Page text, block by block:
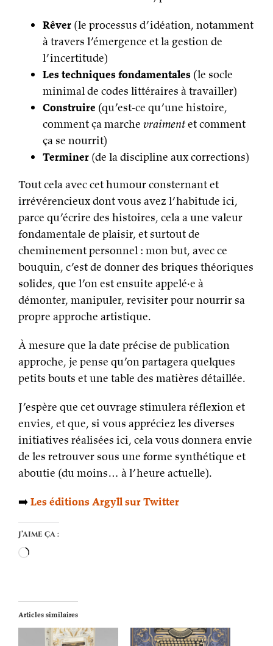
Rêver (le processus d’idéation, notamment
à travers l’émergence et la gestion de
l’incertitude)
Les techniques fondamentales (le socle
minimal de codes littéraires à travailler)
Construire (qu’est-ce qu’une histoire,
comment ça marche vraimentet comment
ça se nourrit)
Terminer (de la discipline aux corrections)
Tout cela avec cet humour consternant et
irrévérencieux dont vous avez l’habitude ici,
parce qu’écrire des histoires, cela a une valeur
fondamentale de plaisir, et surtout de
cheminement personnel : mon but, avec ce
bouquin, c’est de donner des briques théoriques
solides, que l’on est ensuite appelé·e à
démonter, manipuler, revisiter pour nourrir sa
propre approche artistique.
À mesure que la date précise de publication
approche, je pense qu’on partagera quelques
petits bouts et une table des matières détaillée.
J’espère que cet ouvrage stimulera réflexion et
envies, et que, si vous appréciez les diverses
initiatives réalisées ici, cela vous donnera envie
de les retrouver sous une forme synthétique et
aboutie (du moins… à l’heure actuelle).
➡️Leséditions Argyll sur Twitter
J’aime ça :
Chargement…
Articles similaires